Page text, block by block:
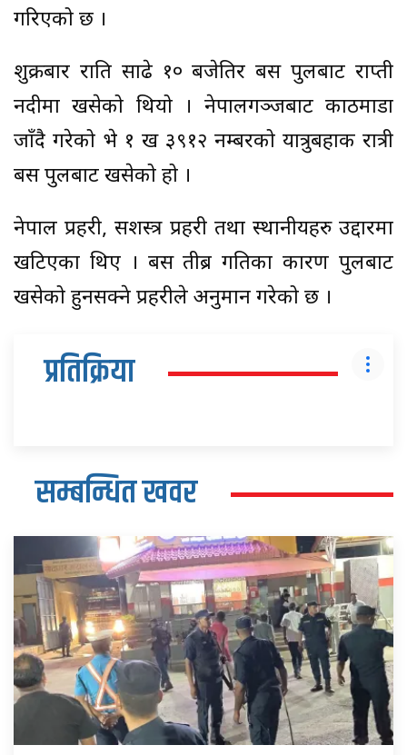
गरिएको छ ।
शुक्रबार राति साढे १० बजेतिर बस पुलबाट राप्ती
नदीमा खसेको थियो । नेपालगञ्जबाट काठमाडौं
जाँदै गरेको भे १ ख ३९१२ नम्बरको यात्रुबहाक रात्री
बस पुलबाट खसेको हो ।
नेपाल प्रहरी, सशस्त्र प्रहरी तथा स्थानीयहरु उद्दारमा
खटिएका थिए । बस तीब्र गतिका कारण पुलबाट
खसेको हुनसक्ने प्रहरीले अनुमान गरेको छ ।
प्रतिक्रिया
सम्बन्धित खवर